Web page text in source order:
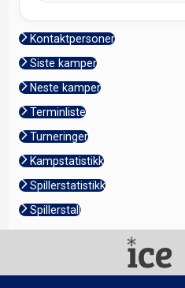
Kontaktpersoner
Siste kamper
Neste kamper
Terminliste
Turneringer
Kampstatistikk
Spillerstatistikk
Spillerstall